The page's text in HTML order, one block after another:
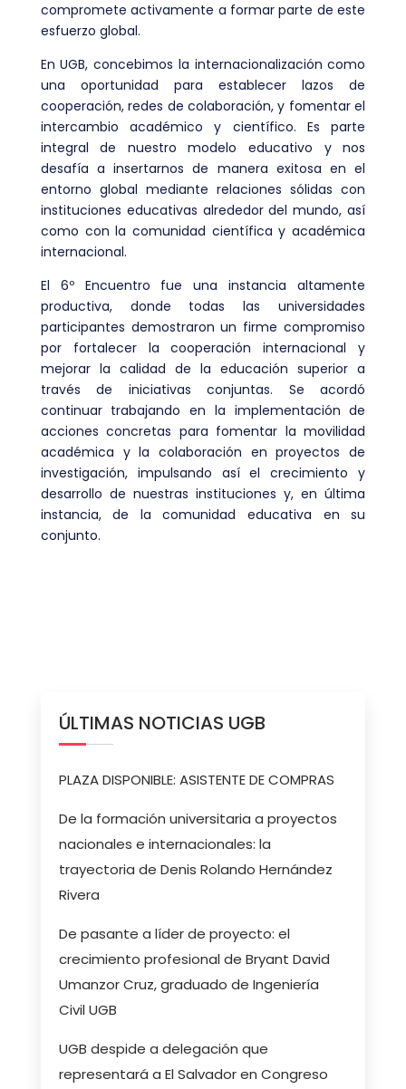
compromete activamente a formar parte de este
esfuerzo global.
En UGB, concebimos la internacionalización como
una oportunidad para establecer lazos de
cooperación, redes de colaboración, y fomentar el
intercambio académico y científico. Es parte
integral de nuestro modelo educativo y nos
desafía a insertarnos de manera exitosa en el
entorno global mediante relaciones sólidas con
instituciones educativas alrededor del mundo, así
como con la comunidad científica y académica
internacional.
El 6º Encuentro fue una instancia altamente
productiva, donde todas las universidades
participantes demostraron un firme compromiso
por fortalecer la cooperación internacional y
mejorar la calidad de la educación superior a
través de iniciativas conjuntas. Se acordó
continuar trabajando en la implementación de
acciones concretas para fomentar la movilidad
académica y la colaboración en proyectos de
investigación, impulsando así el crecimiento y
desarrollo de nuestras instituciones y, en última
instancia, de la comunidad educativa en su
conjunto.
ÚLTIMAS NOTICIAS UGB
PLAZA DISPONIBLE: ASISTENTE DE COMPRAS
De la formación universitaria a proyectos
nacionales e internacionales: la
trayectoria de Denis Rolando Hernández
Rivera
De pasante a líder de proyecto: el
crecimiento profesional de Bryant David
Umanzor Cruz, graduado de Ingeniería
Civil UGB
UGB despide a delegación que
representará a El Salvador en Congreso